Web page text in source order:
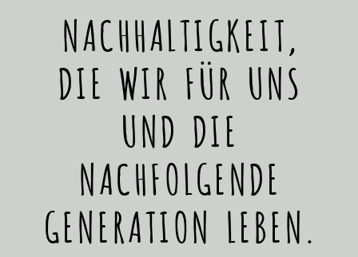
NACHHALTIGKEIT,
DIE WIR FÜR UNS
UND DIE
NACHFOLGENDE
GENERATION LEBEN.